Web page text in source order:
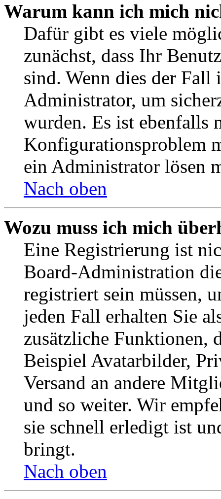
Warum kann ich mich
Dafür gibt es viele
zunächst, dass Ihr
sind. Wenn dies der Fall
Administrator, um
wurden. Es ist ebenfalls
Konfigurationsproblem
ein Administrator lösen
Nach oben
Wozu muss ich mich
Eine Registrierung ist
Board-Administration
registriert sein müssen,
jeden Fall erhalten Sie
zusätzliche Funktionen,
Beispiel Avatarbilder,
Versand an andere
und so weiter. Wir
sie schnell erledigt ist
bringt.
Nach oben